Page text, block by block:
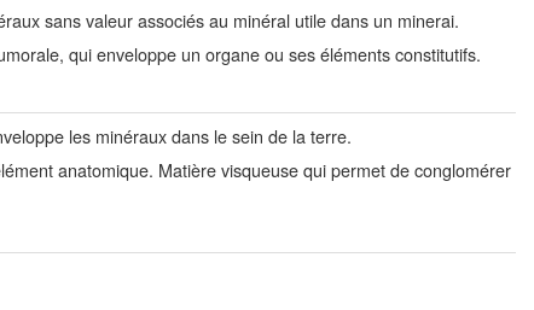
sans valeur associés au minéral utile dans un minerai.
qui enveloppe un organe ou ses éléments constitutifs.
les minéraux dans le sein de la terre.
anatomique. Matière visqueuse qui permet de conglomérer